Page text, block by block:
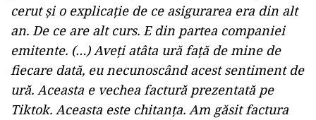
cerut și o explicație de ce asigurarea era din alt
an. De ce are alt curs. E din partea companiei
emitente. (…) Aveți atâta ură față de mine de
fiecare dată, eu necunoscând acest sentiment de
ură. Aceasta e vechea factură prezentată pe
Tiktok. Aceasta este chitanța. Am găsit factura